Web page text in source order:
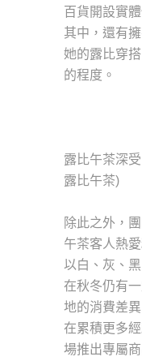
百貨開設實
其中，還有
她的露比穿
的程度。
露比午茶深
露比午茶)
除此之外，
午茶客人熱
以白、灰、
在秋冬仍有
地的消費差
在累積更多
場推出專屬